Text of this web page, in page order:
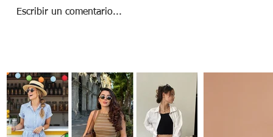
reprimirlas).
Escribir un comentario...